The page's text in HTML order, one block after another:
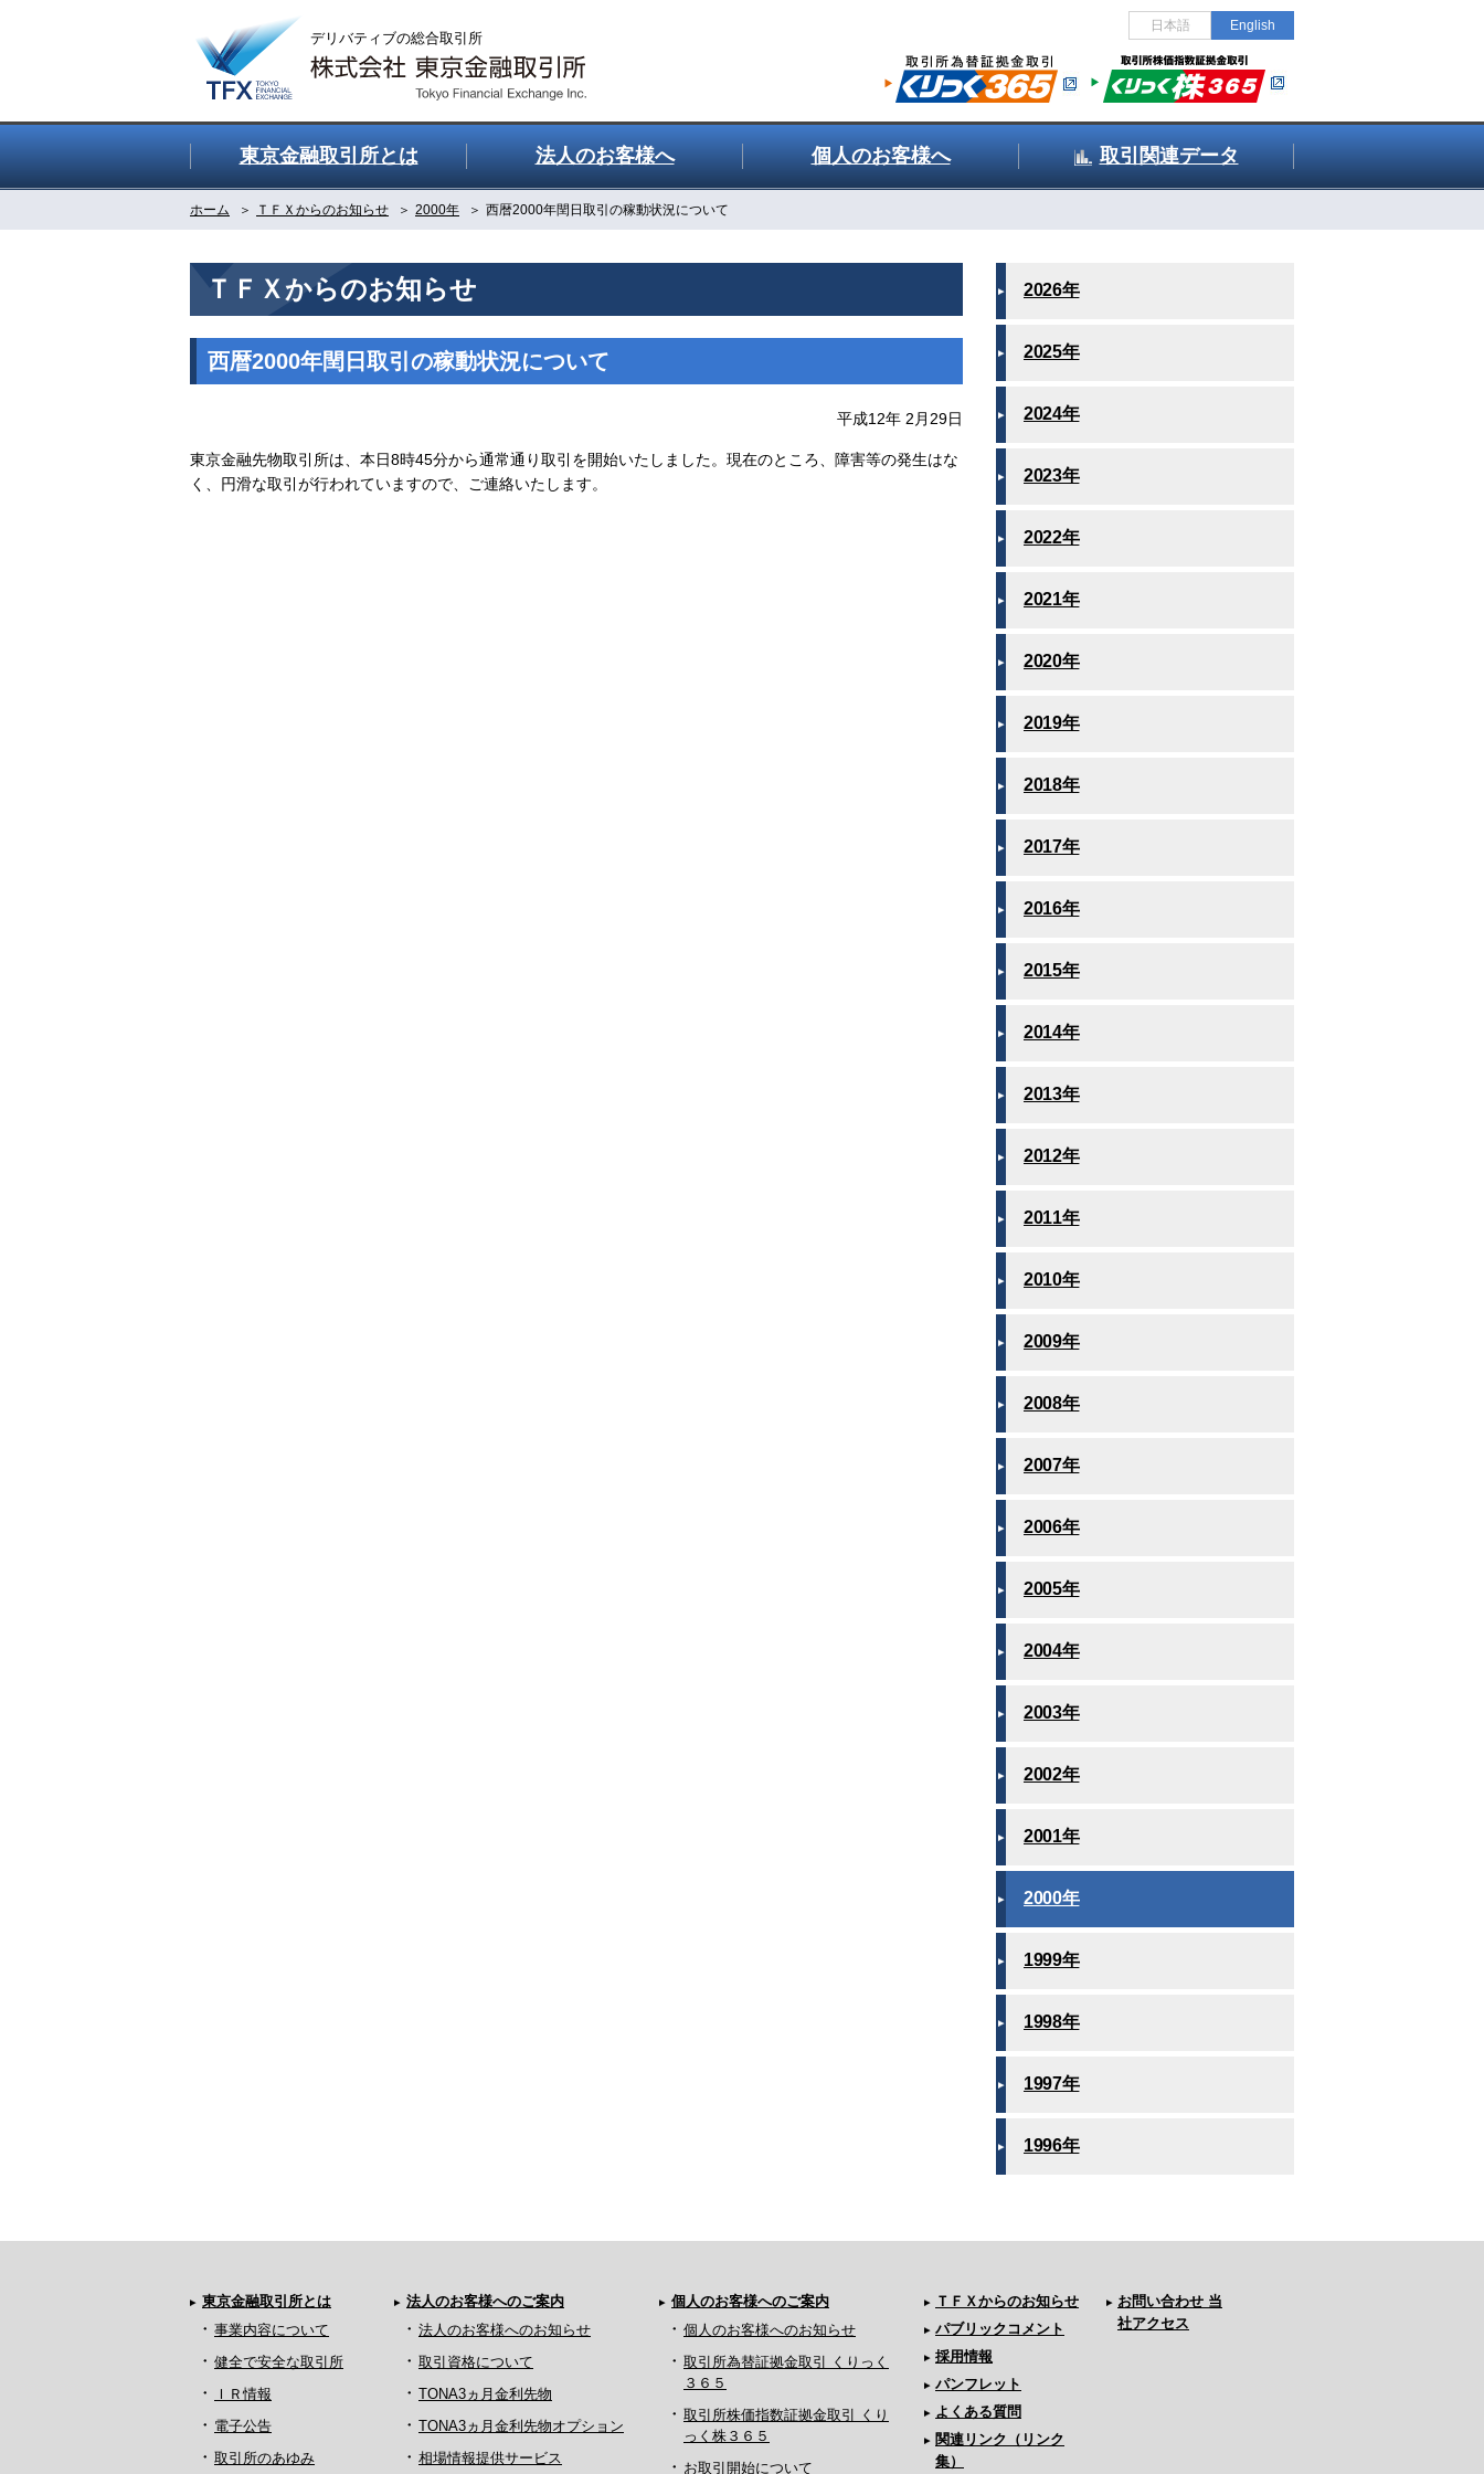
日本語 English
東京金融取引所とは 法人のお客様へ 個人のお客様へ 取引関連データ
ホーム ＴＦＸからのお知らせ 2000年 西暦2000年閏日取引の稼動状況について
ＴＦＸからのお知らせ
西暦2000年閏日取引の稼動状況について
平成12年 2月29日
東京金融先物取引所は、本日8時45分から通常通り取引を開始いたしました。現在のところ、障害等の発生はな
く、円滑な取引が行われていますので、ご連絡いたします。
2026年
2025年
2024年
2023年
2022年
2021年
2020年
2019年
2018年
2017年
2016年
2015年
2014年
2013年
2012年
2011年
2010年
2009年
2008年
2007年
2006年
2005年
2004年
2003年
2002年
2001年
2000年
1999年
1998年
1997年
1996年
東京金融取引所とは
事業内容について
健全で安全な取引所
ＩＲ情報
電子公告
取引所のあゆみ
法人のお客様へのご案内
法人のお客様へのお知らせ
取引資格について
TONA3ヵ月金利先物
TONA3ヵ月金利先物オプション
相場情報提供サービス
個人のお客様へのご案内
個人のお客様へのお知らせ
取引所為替証拠金取引 くりっく
３６５
取引所株価指数証拠金取引 くり
っく株３６５
お取引開始について
ＴＦＸからのお知らせ
パブリックコメント
採用情報
パンフレット
よくある質問
関連リンク（リンク
集）
お問い合わせ 当
社アクセス